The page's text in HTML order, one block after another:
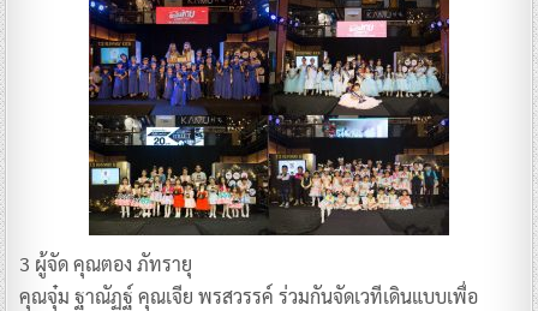
3 ผู้จัด คุณตอง ภัทรายุ
คุณจุ๋ม ฐาณัฏฐ์ คุณเจีย พรสวรรค์ ร่วมกันจัดเวทีเดินแบบเพื่อ